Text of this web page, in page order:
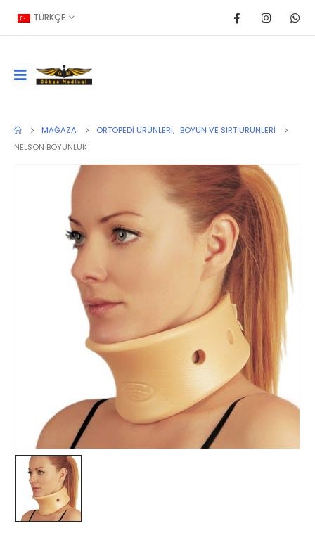
TÜRKÇE
MAĞAZA ORTOPEDI ÜRÜNLERI, BOYUN VE SIRT ÜRÜNLERI
NELSON BOYUNLUK